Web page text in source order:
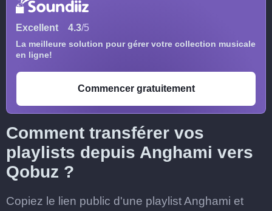
Excellent 4.3/5
La meilleure solution pour gérer votre collection musicale
en ligne!
Commencer gratuitement
Comment transférer vos
playlists depuis Anghami vers
Qobuz ?
Copiez le lien public d'une playlist Anghami et